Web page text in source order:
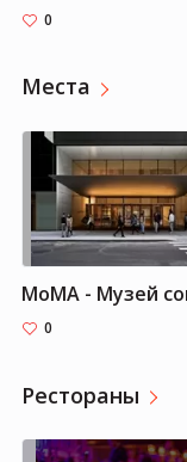
0
Места
0
Рестораны